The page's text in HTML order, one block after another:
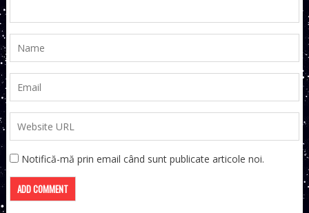
Notifică-mă prin email când sunt publicate articole noi.